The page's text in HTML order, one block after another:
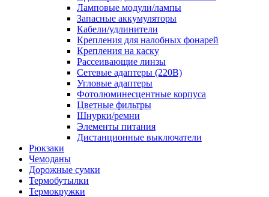
Ламповые модули/лампы
Запасные аккумуляторы
Кабели/удлинители
Крепления для налобных фонарей
Крепления на каску
Рассеивающие линзы
Сетевые адаптеры (220В)
Угловые адаптеры
Фотолюминесцентные корпуса
Цветные фильтры
Шнурки/ремни
Элементы питания
Дистанционные выключатели
Рюкзаки
Чемоданы
Дорожные сумки
Термобутылки
Термокружки